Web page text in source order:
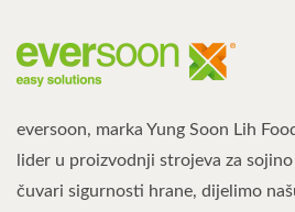
eversoon, marka Yung Soon Lih
lider u proizvodnji strojeva za
čuvari sigurnosti hrane, dijelimo